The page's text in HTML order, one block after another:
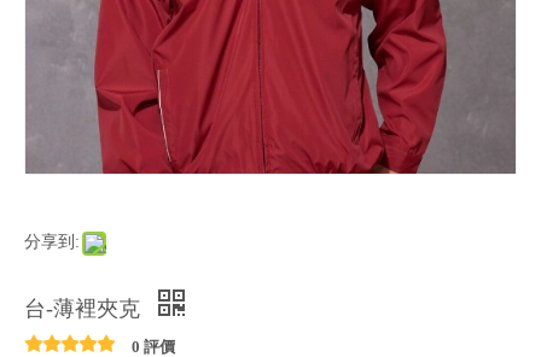
分享到:
台-薄裡夾克
0 評價